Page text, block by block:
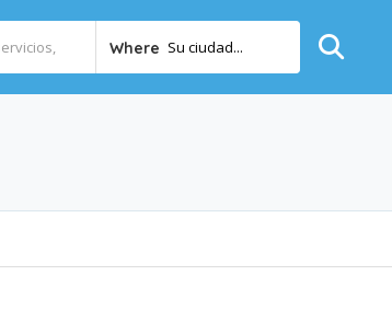
Where Su ciudad...